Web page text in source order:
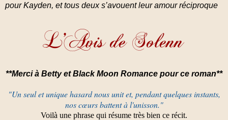
pour Kayden, et tous deux s’avouent leur amour réciproque
**Merci à Betty et Black Moon Romance pour ce roman**
"Un seul et unique hasard nous unit et, pendant quelques instants,
nos cœurs battent à l'unisson."
Voilà une phrase qui résume très bien ce récit.